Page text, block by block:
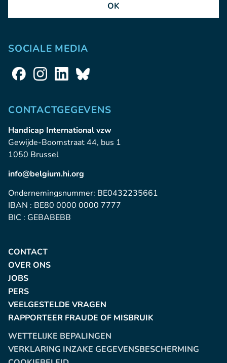
OK
SOCIALE MEDIA
CONTACTGEGEVENS
Handicap International vzw
Gewijde-Boomstraat 44, bus 1
1050 Brussel
info@belgium.hi.org
Ondernemingsnummer: BE0432235661
IBAN : BE80 0000 0000 7777
BIC : GEBABEBB
CONTACT
OVER ONS
JOBS
PERS
VEELGESTELDE VRAGEN
RAPPORTEER FRAUDE OF MISBRUIK
WETTELIJKE BEPALINGEN
VERKLARING INZAKE GEGEVENSBESCHERMING